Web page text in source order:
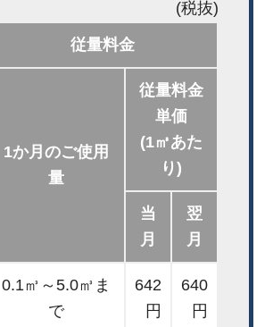
(税抜)
従量料金
1か月のご使用
量
従量料金
単価
(1㎥あた
り)
当
月
翌
月
0.1㎥～5.0㎥ま
で
642
円
640
円